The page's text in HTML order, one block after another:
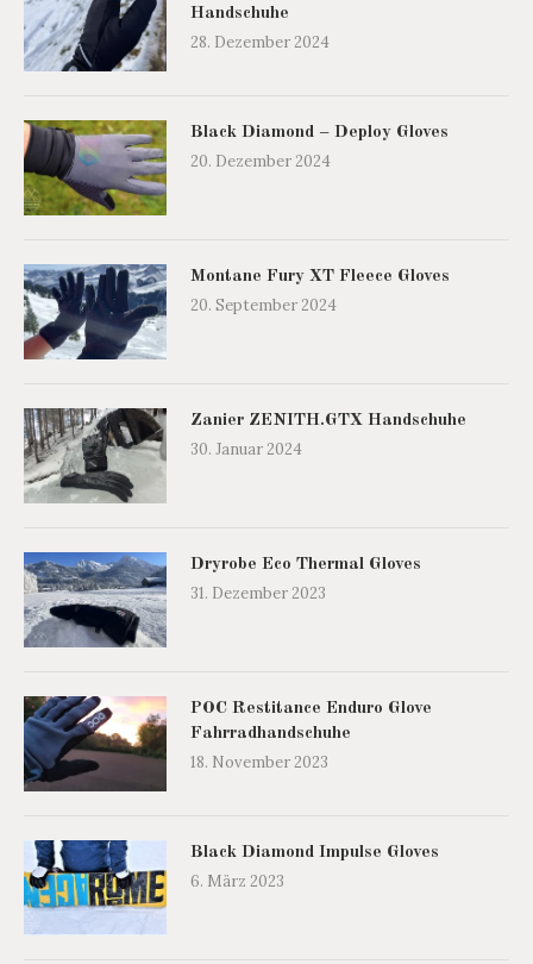
Handschuhe
28. Dezember 2024
Black Diamond – Deploy Gloves
20. Dezember 2024
Montane Fury XT Fleece Gloves
20. September 2024
Zanier ZENITH.GTX Handschuhe
30. Januar 2024
Dryrobe Eco Thermal Gloves
31. Dezember 2023
POC Restitance Enduro Glove
Fahrradhandschuhe
18. November 2023
Black Diamond Impulse Gloves
6. März 2023